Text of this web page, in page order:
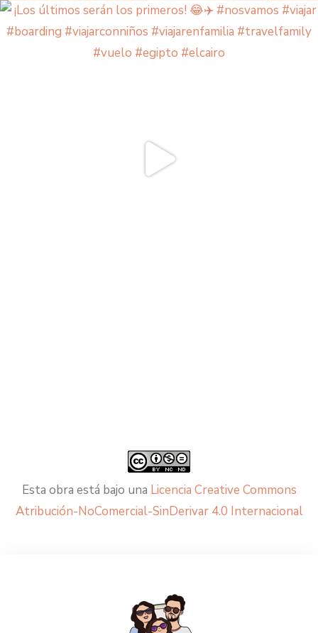
Esta obra está bajo una Licencia Creative Commons
Atribución-NoComercial-SinDerivar 4.0 Internacional